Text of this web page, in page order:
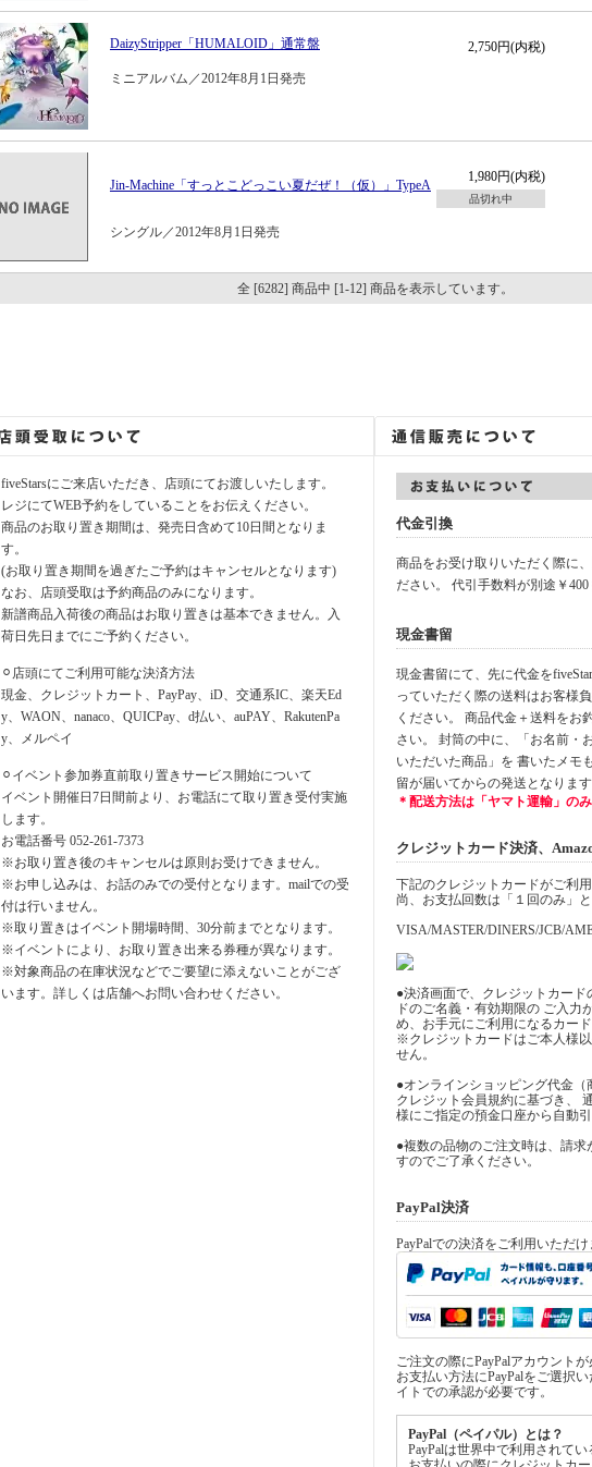
DaizyStripper「HUMALOID」通常盤 2,750円(内税)
ミニアルバム／2012年8月1日発売
Jin-Machine「すっとこどっこい夏だぜ！（仮）」TypeA
1,980円(内税)
品切れ中
シングル／2012年8月1日発売
全 [6282] 商品中 [1-12] 商品を表示しています。
fiveStarsにご来店いただき、店頭にてお渡しいたします。
レジにてWEB予約をしていることをお伝えください。
商品のお取り置き期間は、発売日含めて10日間となりま
す。
(お取り置き期間を過ぎたご予約はキャンセルとなります)
なお、店頭受取は予約商品のみになります。
新譜商品入荷後の商品はお取り置きは基本できません。入
荷日先日までにご予約ください。
⚪︎店頭にてご利用可能な決済方法
現金、クレジットカート、PayPay、iD、交通系IC、楽天Ed
y、WAON、nanaco、QUICPay、d払い、auPAY、RakutenPa
y、メルペイ
⚪︎イベント参加券直前取り置きサービス開始について
イベント開催日7日間前より、お電話にて取り置き受付実施
します。
お電話番号 052-261-7373
※お取り置き後のキャンセルは原則お受けできません。
※お申し込みは、お話のみでの受付となります。mailでの受
付は行いません。
※取り置きはイベント開場時間、30分前までとなります。
※イベントにより、お取り置き出来る券種が異なります。
※対象商品の在庫状況などでご要望に添えないことがござ
います。詳しくは店舗へお問い合わせください。
代金引換
商品をお受け取りいただく際に
ださい。 代引手数料が別途￥400
現金書留
現金書留にて、先に代金を
っていただく際の送料はお客様
ください。 商品代金＋送料をお
さい。 封筒の中に、「お名前・
いただいた商品」を 書いたメモ
留が届いてからの発送となります
＊配送方法は「ヤマト運輸」のみ
クレジットカード決済、
下記のクレジットカードがご利用
尚、お支払回数は「１回のみ」
VISA/MASTER/DINERS/JCB/
●決済画面で、クレジットカー
ドのご名義・有効期限の ご入力
め、お手元にご利用になるカー
※クレジットカードはご本人様
せん。
●オンラインショッピング代金
クレジット会員規約に基づき、
様にご指定の預金口座から自動
●複数の品物のご注文時は、請求
すのでご了承ください。
PayPal決済
PayPalでの決済をご利用いただけ
ご注文の際にPayPalアカウントが
お支払い方法にPayPalをご選択
イトでの承認が必要です。
PayPal（ペイパル）とは？
PayPalは世界中で利用されてい